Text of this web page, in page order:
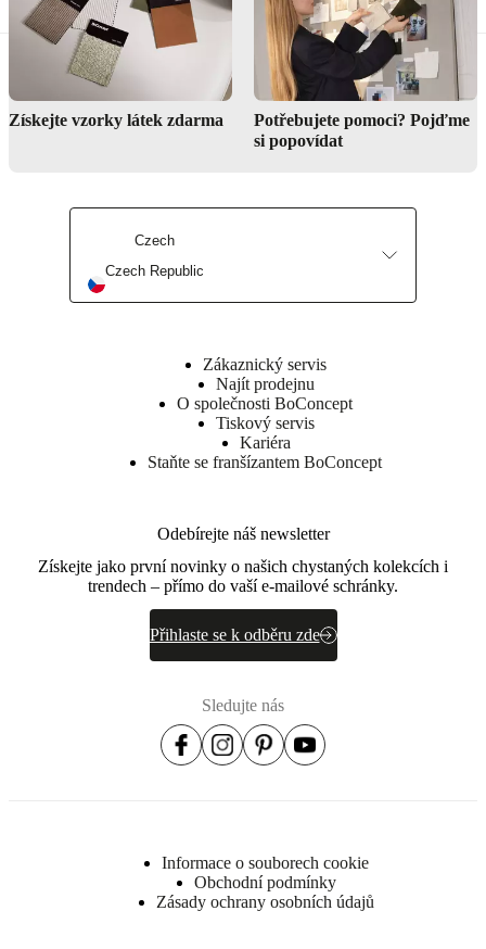
Aktualizujte svůj venkovní prostor
Získejte vzorky látek zdarma
Potřebujete pomoci? Pojďme
si popovídat
Czech
Czech Republic
Zákaznický servis
Najít prodejnu
O společnosti BoConcept
Tiskový servis
Kariéra
Staňte se franšízantem BoConcept
Odebírejte náš newsletter
Získejte jako první novinky o našich chystaných kolekcích i
trendech – přímo do vaší e-mailové schránky.
Přihlaste se k odběru zde
Sledujte nás
Informace o souborech cookie
Obchodní podmínky
Zásady ochrany osobních údajů